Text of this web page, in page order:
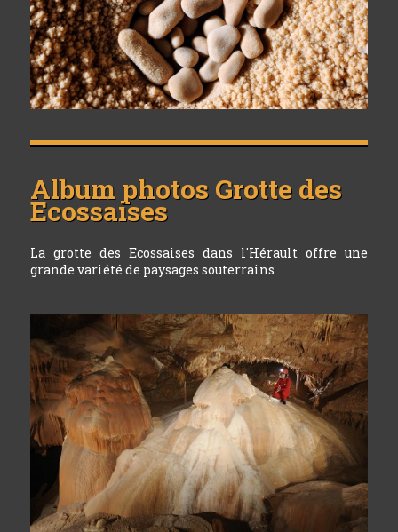
Album photos Grotte des
Ecossaises
La grotte des Ecossaises dans l'Hérault offre une
grande variété de paysages souterrains